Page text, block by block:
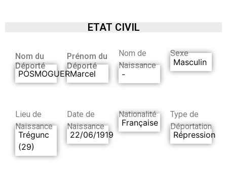
ETAT CIVIL
Nom du
Déporté
POSMOGUER
Prénom du
Déporté
Marcel
Nom de
Naissance
-
Sexe
Masculin
Lieu de
Naissance
Trégunc
(29)
Date de
Naissance
22/06/1919
Nationalité
Française
Type de
Déportation
Répression